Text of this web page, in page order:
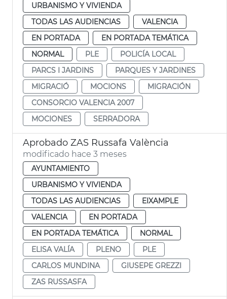
URBANISMO Y VIVIENDA
TODAS LAS AUDIENCIAS
VALENCIA
EN PORTADA
EN PORTADA TEMÁTICA
NORMAL
PLE
POLICÍA LOCAL
PARCS I JARDINS
PARQUES Y JARDINES
MIGRACIÓ
MOCIONS
MIGRACIÓN
CONSORCIO VALENCIA 2007
MOCIONES
SERRADORA
Aprobado ZAS Russafa València
modificado hace 3 meses
AYUNTAMIENTO
URBANISMO Y VIVIENDA
TODAS LAS AUDIENCIAS
EIXAMPLE
VALENCIA
EN PORTADA
EN PORTADA TEMÁTICA
NORMAL
ELISA VALÍA
PLENO
PLE
CARLOS MUNDINA
GIUSEPE GREZZI
ZAS RUSSASFA